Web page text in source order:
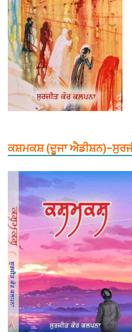
ਕਸ਼ਮਕਸ਼ (ਦੂਜਾ